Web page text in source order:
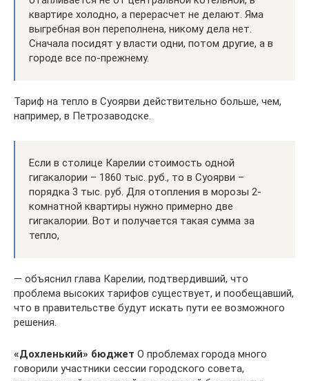
квартире холодно, а перерасчет не делают. Яма
выгребная вон переполнена, никому дела нет.
Сначала посидят у власти одни, потом другие, а в
городе все по-прежнему.
Тариф на тепло в Суоярви действительно больше, чем,
например, в Петрозаводске.
Если в столице Карелии стоимость одной
гигакалории – 1860 тыс. руб., то в Суоярви –
порядка 3 тыс. руб. Для отопления в морозы 2-
комнатной квартиры нужно примерно две
гигакалории. Вот и получается такая сумма за
тепло,
— объяснил глава Карелии, подтвердивший, что
проблема высоких тарифов существует, и пообещавший,
что в правительстве будут искать пути ее возможного
решения.
«Дохленький» бюджет О проблемах города много
говорили участники сессии городского совета,